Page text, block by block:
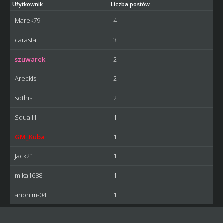
Użytkownik Liczba postów
Marek79 4
carasta 3
szuwarek 2
Areckis 2
sothis 2
Squall1 1
GM_Kuba 1
Jack21 1
mika1688 1
anonim-04 1